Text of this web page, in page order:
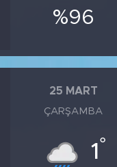
%96
25 MART
ÇARŞAMBA
1 °